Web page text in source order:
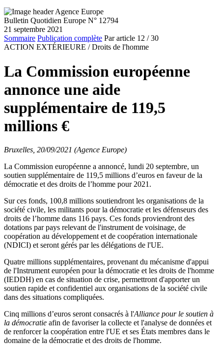
Bulletin Quotidien Europe N° 12794
21 septembre 2021
Sommaire Publication complète Par article 12 / 30
ACTION EXTÉRIEURE / Droits de l'homme
La Commission européenne
annonce une aide
supplémentaire de 119,5
millions €
Bruxelles, 20/09/2021 (Agence Europe)
La Commission européenne a annoncé, lundi 20 septembre, un
soutien supplémentaire de 119,5 millions d’euros en faveur de la
démocratie et des droits de l’homme pour 2021.
Sur ces fonds, 100,8 millions soutiendront les organisations de la
société civile, les militants pour la démocratie et les défenseurs des
droits de l’homme dans 116 pays. Ces fonds proviendront des
dotations par pays relevant de l'instrument de voisinage, de
coopération au développement et de coopération internationale
(NDICI) et seront gérés par les délégations de l'UE.
Quatre millions supplémentaires, provenant du mécanisme d'appui
de l'Instrument européen pour la démocratie et les droits de l'homme
(IEDDH) en cas de situation de crise, permettront d'apporter un
soutien rapide et confidentiel aux organisations de la société civile
dans des situations compliquées.
Cinq millions d’euros seront consacrés à l'Alliance pour le soutien à
la démocratie afin de favoriser la collecte et l'analyse de données et
de renforcer la coopération entre l'UE et ses États membres dans le
domaine de la démocratie et des droits de l'homme.